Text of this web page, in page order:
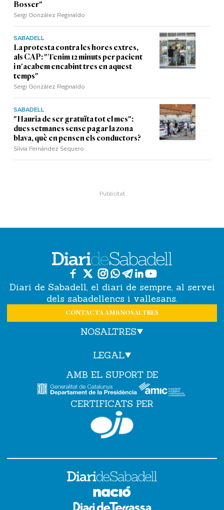
Bosser"
Sergi Gonzàlez Reginaldo
SABADELL
La protesta contra les hores extres,
als CAP: "Tenim 12 minuts per pacient
i n'acabem encabint tres en aquest
temps"
Sergi Gonzàlez Reginaldo
SABADELL
"Hauria de ser gratuïta tot el mes":
dues setmanes sense pagar la zona
blava, què en pensen els conductors?
Sílvia Fernández Sequero
Diari de Sabadell, el diari de sempre, al servei
dels sabadellencs i vallesans.
CONTACTA AMB NOSALTRES
NOSALTRES
LEGAL
AMB EL SUPORT DE
CERTIFICATS PER